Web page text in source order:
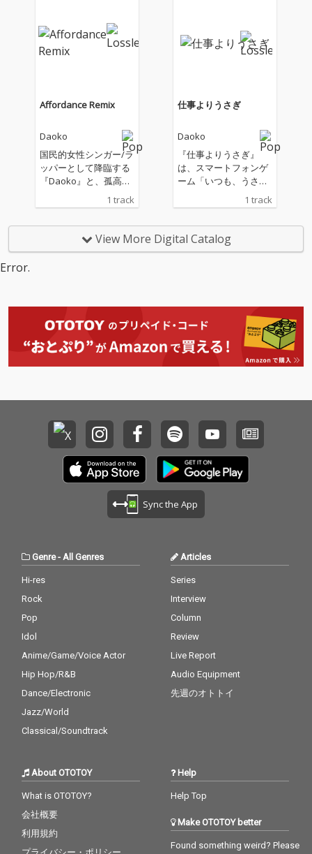
022年作のアンセム『A
ffordance』をDOPE&
Affordance Remix
Daoko
国民的女性シンガー/ラ
ッパーとして降臨する
『Daoko』と、孤高の
オルタナティブHip Ho
pバンド「skillkills」の
キル a.k.a. GuruConne
ctがタッグを組んだ、2
1 track
仕事よりうさぎ
Daoko
『仕事よりうさぎ』
は、スマートフォンゲ
ーム「いつも、うさぎ
と一緒なら」の主題歌
です。 ゲームの中では
出会い、日々のお世話
やふれあいを通して、
に暮らす世界」を、ぜ
ひ体験してみてくださ
い。
1 track
View More Digital Catalog
Error.
Sync the App
Genre-All Genres
Hi-res
Rock
Pop
Idol
Anime/Game/Voice Actor
Hip Hop/R&B
Dance/Electronic
Jazz/World
Classical/Soundtrack
Articles
Series
Interview
Column
Review
Live Report
Audio Equipment
先週のオトトイ
About OTOTOY
What is OTOTOY?
会社概要
利用規約
Help
Help Top
Make OTOTOY better
Found something weird? Please